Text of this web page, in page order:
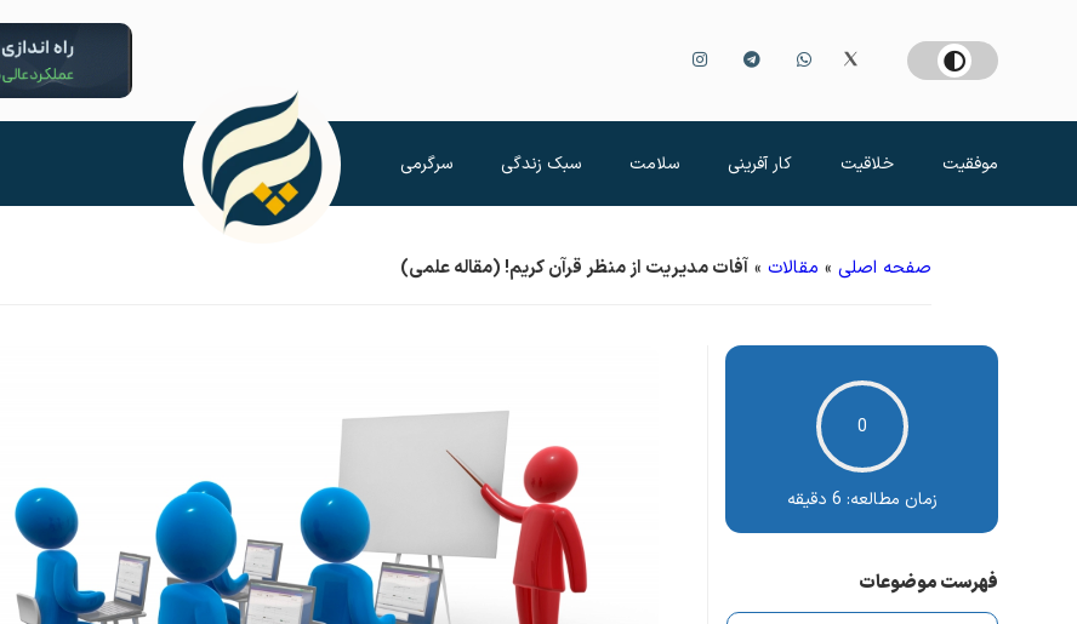
موفقیت خلاقیت کار آفرینی سلامت سبک زندگی سرگرمی
صفحه اصلی » مقالات » آفات مديريت از منظر قرآن کریم! (مقاله علمی)
0
زمان مطالعه: 6 دقیقه
فهرست موضوعات